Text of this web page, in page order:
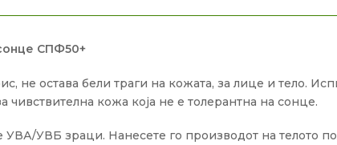
СПФ50+
не остава бели траги на кожата, за лице и тело.
чивствителна кожа која не е толерантна на сонце.
УВБ зраци. Нанесете го производот на телото